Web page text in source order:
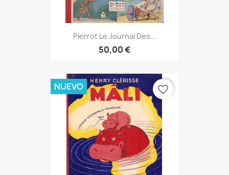
Pierrot Le Journal Des...
50,00 €
NUEVO favorite_border